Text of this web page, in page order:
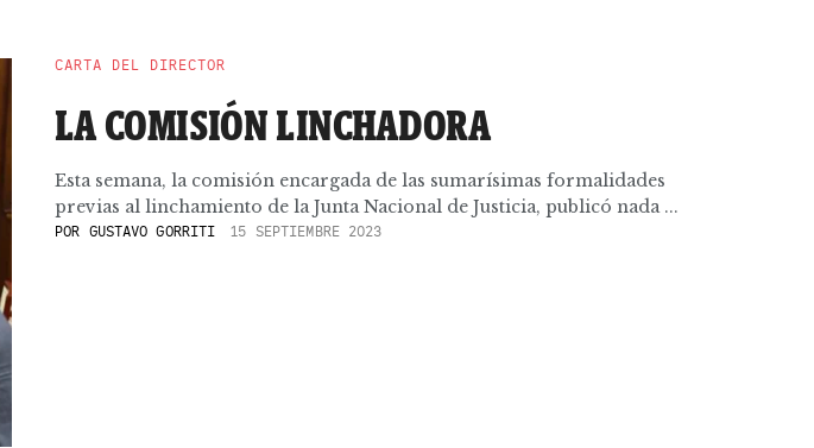
CARTA DEL DIRECTOR
LA COMISIÓN LINCHADORA
Esta semana, la comisión encargada de las sumarísimas formalidades
previas al linchamiento de la Junta Nacional de Justicia, publicó nada ...
POR GUSTAVO GORRITI 15 SEPTIEMBRE 2023